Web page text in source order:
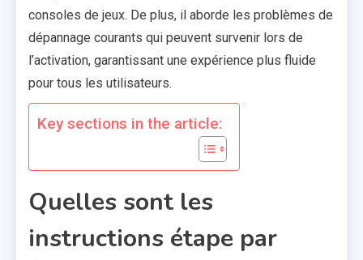
consoles de jeux. De plus, il aborde les problèmes de
dépannage courants qui peuvent survenir lors de
l’activation, garantissant une expérience plus fluide
pour tous les utilisateurs.
Key sections in the article:
Quelles sont les
instructions étape par